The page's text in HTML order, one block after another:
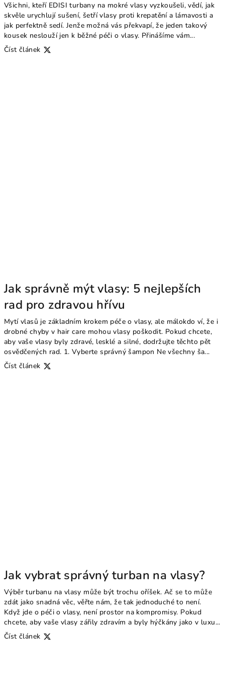
Všichni, kteří EDISI turbany na mokré vlasy vyzkoušeli, vědí, jak
skvěle urychlují sušení, šetří vlasy proti krepatění a lámavosti a
jak perfektně sedí. Jenže možná vás překvapí, že jeden takový
kousek neslouží jen k běžné péči o vlasy. Přinášíme vám...
Číst článek
Jak správně mýt vlasy: 5 nejlepších
rad pro zdravou hřívu
Mytí vlasů je základním krokem péče o vlasy, ale málokdo ví, že i
drobné chyby v hair care mohou vlasy poškodit. Pokud chcete,
aby vaše vlasy byly zdravé, lesklé a silné, dodržujte těchto pět
osvědčených rad. 1. Vyberte správný šampon Ne všechny ša...
Číst článek
Jak vybrat správný turban na vlasy?
Výběr turbanu na vlasy může být trochu oříšek. Ač se to může
zdát jako snadná věc, věřte nám, že tak jednoduché to není.
Když jde o péči o vlasy, není prostor na kompromisy. Pokud
chcete, aby vaše vlasy zářily zdravím a byly hýčkány jako v luxu...
Číst článek